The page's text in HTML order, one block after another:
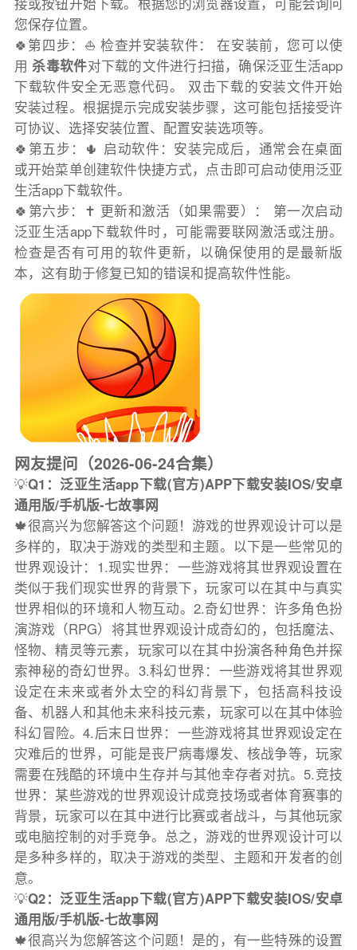
您保存位置。
🍀第四步：⛵️ 检查并安装软件： 在安装前，您可以使
用杀毒软件对下载的文件进行扫描，确保泛亚生活app
下载软件安全无恶意代码。 双击下载的安装文件开始
安装过程。根据提示完成安装步骤，这可能包括接受许
可协议、选择安装位置、配置安装选项等。
🍀第五步：🌵 启动软件：安装完成后，通常会在桌面
或开始菜单创建软件快捷方式，点击即可启动使用泛亚
生活app下载软件。
🍀第六步：✝️ 更新和激活（如果需要）： 第一次启动
泛亚生活app下载软件时，可能需要联网激活或注册。
检查是否有可用的软件更新，以确保使用的是最新版
本，这有助于修复已知的错误和提高软件性能。
网友提问（2026-06-24合集）
💡Q1：泛亚生活app下载(官方)APP下载安装IOS/安卓
通用版/手机版-七故事网
🍁很高兴为您解答这个问题！游戏的世界观设计可以是
多样的，取决于游戏的类型和主题。以下是一些常见的
世界观设计：1.现实世界：一些游戏将其世界观设置在
类似于我们现实世界的背景下，玩家可以在其中与真实
世界相似的环境和人物互动。2.奇幻世界：许多角色扮
演游戏（RPG）将其世界观设计成奇幻的，包括魔法、
怪物、精灵等元素，玩家可以在其中扮演各种角色并探
索神秘的奇幻世界。3.科幻世界：一些游戏将其世界观
设定在未来或者外太空的科幻背景下，包括高科技设
备、机器人和其他未来科技元素，玩家可以在其中体验
科幻冒险。4.后末日世界：一些游戏将其世界观设定在
灾难后的世界，可能是丧尸病毒爆发、核战争等，玩家
需要在残酷的环境中生存并与其他幸存者对抗。5.竞技
世界：某些游戏的世界观设计成竞技场或者体育赛事的
背景，玩家可以在其中进行比赛或者战斗，与其他玩家
或电脑控制的对手竞争。总之，游戏的世界观设计可以
是多种多样的，取决于游戏的类型、主题和开发者的创
意。
💡Q2：泛亚生活app下载(官方)APP下载安装IOS/安卓
通用版/手机版-七故事网
🍁很高兴为您解答这个问题！是的，有一些特殊的设置